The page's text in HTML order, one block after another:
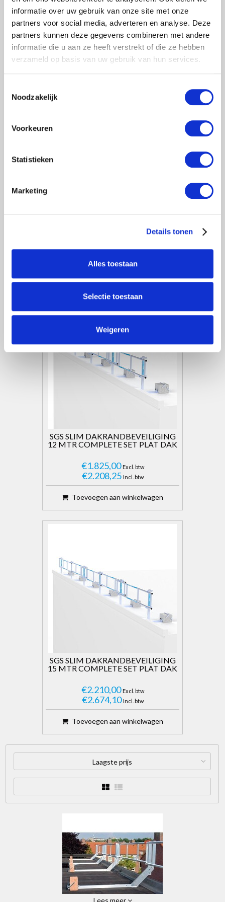
informatie over uw gebruik van onze site met onze
partners voor social media, adverteren en analyse. Deze
partners kunnen deze gegevens combineren met andere
informatie die u aan ze heeft verstrekt of die ze hebben
verzameld op basis van uw gebruik van hun services.
Noodzakelijk
Voorkeuren
Statistieken
Marketing
Details tonen
Alles toestaan
Selectie toestaan
Weigeren
€1.050,00
€1.270,50
Toevoegen aan winkelwagen
SGS SLIM DAKRANDBEVEILIGING 9
€1.736,35
SGS SLIM DAKRANDBEVEILIGING
12 MTR COMPLETE SET PLAT DAK
€1.825,00 Excl. btw
€2.208,25 Incl. btw
Toevoegen aan winkelwagen
SGS SLIM DAKRANDBEVEILIGING
15 MTR COMPLETE SET PLAT DAK
€2.210,00 Excl. btw
€2.674,10 Incl. btw
Toevoegen aan winkelwagen
Laagste prijs
Lees meer